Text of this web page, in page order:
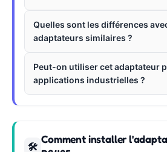
Quelles sont les différences
adaptateurs similaires ?
Peut-on utiliser cet adaptateur
applications industrielles ?
🛠
Comment installer